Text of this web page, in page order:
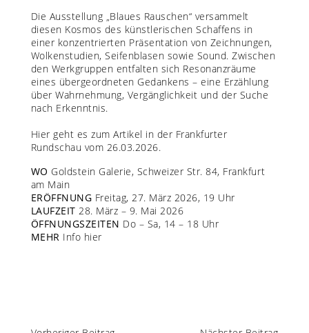
Die Ausstellung „Blaues Rauschen“ versammelt
diesen Kosmos des künstlerischen Schaffens in
einer konzentrierten Präsentation von Zeichnungen,
Wolkenstudien, Seifenblasen sowie Sound. Zwischen
den Werkgruppen entfalten sich Resonanzräume
eines übergeordneten Gedankens – eine Erzählung
über Wahrnehmung, Vergänglichkeit und der Suche
nach Erkenntnis.
Hier geht es zum Artikel in der Frankfurter
Rundschau vom 26.03.2026.
WO Goldstein Galerie, Schweizer Str. 84, Frankfurt
am Main
ERÖFFNUNG Freitag, 27. März 2026, 19 Uhr
LAUFZEIT 28. März – 9. Mai 2026
ÖFFNUNGSZEITEN Do – Sa, 14 – 18 Uhr
MEHR Info hier